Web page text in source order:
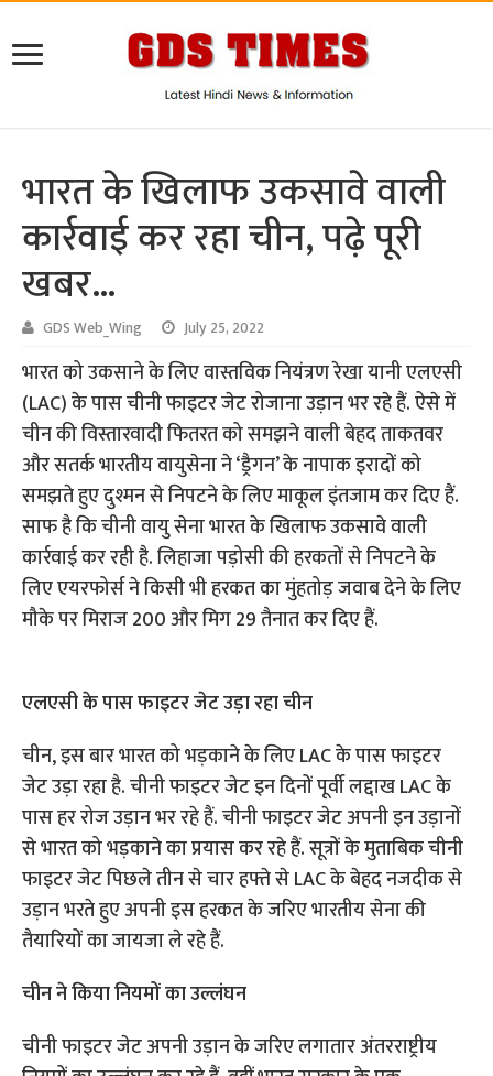
भारत के खिलाफ उकसावे वाली
कार्रवाई कर रहा चीन, पढ़े पूरी
खबर…
GDS Web_Wing July 25, 2022
भारत को उकसाने के लिए वास्तविक नियंत्रण रेखा यानी एलएसी
(LAC) के पास चीनी फाइटर जेट रोजाना उड़ान भर रहे हैं. ऐसे में
चीन की विस्तारवादी फितरत को समझने वाली बेहद ताकतवर
और सतर्क भारतीय वायुसेना ने ‘ड्रैगन’ के नापाक इरादों को
समझते हुए दुश्मन से निपटने के लिए माकूल इंतजाम कर दिए हैं.
साफ है कि चीनी वायु सेना भारत के खिलाफ उकसावे वाली
कार्रवाई कर रही है. लिहाजा पड़ोसी की हरकतों से निपटने के
लिए एयरफोर्स ने किसी भी हरकत का मुंहतोड़ जवाब देने के लिए
मौके पर मिराज 200 और मिग 29 तैनात कर दिए हैं.
एलएसी के पास फाइटर जेट उड़ा रहा चीन
चीन, इस बार भारत को भड़काने के लिए LAC के पास फाइटर
जेट उड़ा रहा है. चीनी फाइटर जेट इन दिनों पूर्वी लद्दाख LAC के
पास हर रोज उड़ान भर रहे हैं. चीनी फाइटर जेट अपनी इन उड़ानों
से भारत को भड़काने का प्रयास कर रहे हैं. सूत्रों के मुताबिक चीनी
फाइटर जेट पिछले तीन से चार हफ्ते से LAC के बेहद नजदीक से
उड़ान भरते हुए अपनी इस हरकत के जरिए भारतीय सेना की
तैयारियों का जायजा ले रहे हैं.
चीन ने किया नियमों का उल्लंघन
चीनी फाइटर जेट अपनी उड़ान के जरिए लगातार अंतरराष्ट्रीय